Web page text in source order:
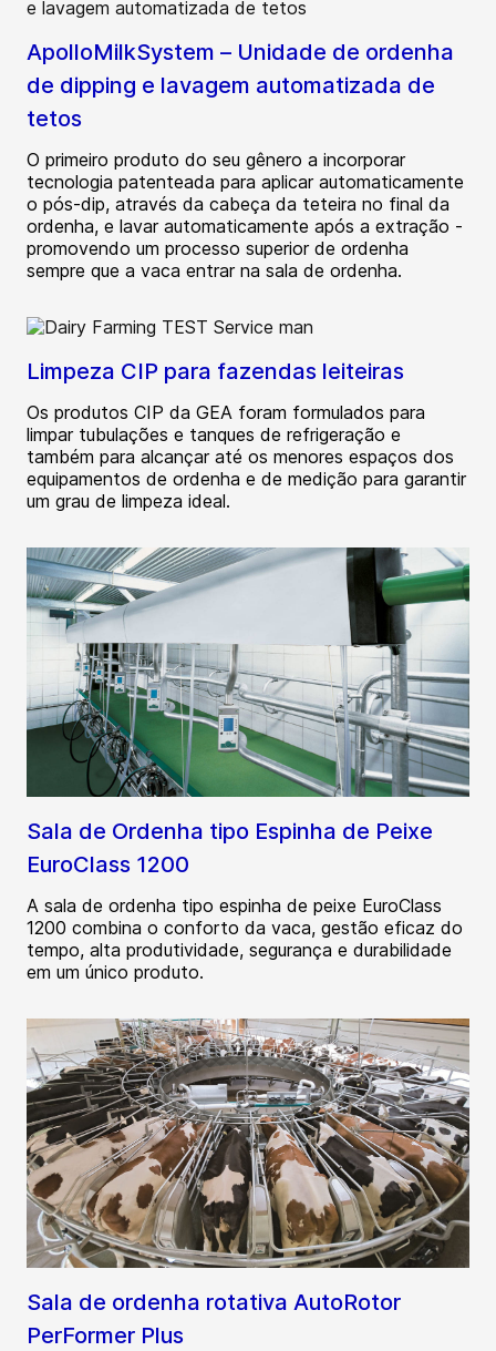
ApolloMilkSystem – Unidade de ordenha
de dipping e lavagem automatizada de
tetos
O primeiro produto do seu gênero a incorporar
tecnologia patenteada para aplicar automaticamente
o pós-dip, através da cabeça da teteira no final da
ordenha, e lavar automaticamente após a extração -
promovendo um processo superior de ordenha
sempre que a vaca entrar na sala de ordenha.
Limpeza CIP para fazendas leiteiras
Os produtos CIP da GEA foram formulados para
limpar tubulações e tanques de refrigeração e
também para alcançar até os menores espaços dos
equipamentos de ordenha e de medição para garantir
um grau de limpeza ideal.
Sala de Ordenha tipo Espinha de Peixe
EuroClass 1200
A sala de ordenha tipo espinha de peixe EuroClass
1200 combina o conforto da vaca, gestão eficaz do
tempo, alta produtividade, segurança e durabilidade
em um único produto.
Sala de ordenha rotativa AutoRotor
PerFormer Plus